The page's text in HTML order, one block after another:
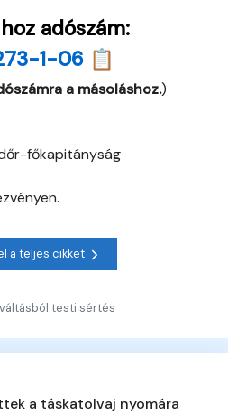
adószám:
1-06 📋
a másoláshoz.)
főkapitányság
a teljes cikket
testi sértés
a táskatolvaj nyomára